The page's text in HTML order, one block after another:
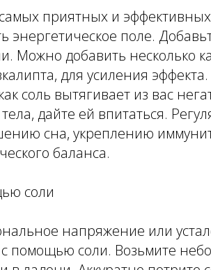
приятных и эффективных
энергетическое поле.
Можно добавить несколько
для усиления
соль вытягивает из вас
дайте ей впитаться.
сна, укреплению
баланса.
соли
напряжение или
помощью соли. Возьмите